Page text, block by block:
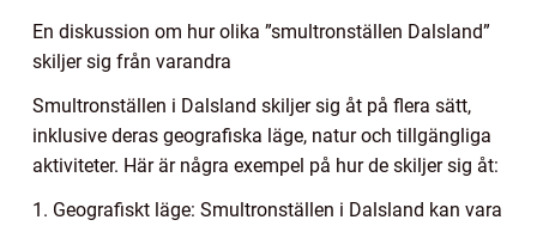
En diskussion om hur olika ”smultronställen Dalsland”
skiljer sig från varandra
Smultronställen i Dalsland skiljer sig åt på flera sätt,
inklusive deras geografiska läge, natur och tillgängliga
aktiviteter. Här är några exempel på hur de skiljer sig åt:
1. Geografiskt läge: Smultronställen i Dalsland kan vara